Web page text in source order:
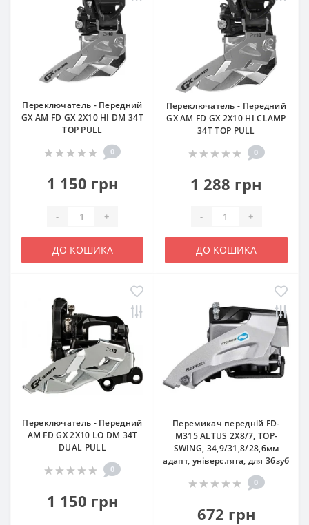
Переключатель - Передний
GX AM FD GX 2X10 HI DM 34T
TOP PULL
0
1 150 грн
- +
ДО КОШИКА
Переключатель - Передний
GX AM FD GX 2X10 HI CLAMP
34T TOP PULL
0
1 288 грн
- +
ДО КОШИКА
Переключатель - Передний
AM FD GX 2X10 LO DM 34T
DUAL PULL
0
1 150 грн
Перемикач передній FD-
M315 ALTUS 2X8/7, TOP-
SWING, 34,9/31,8/28,6мм
адапт, універс.тяга, для 36зуб
0
672 грн